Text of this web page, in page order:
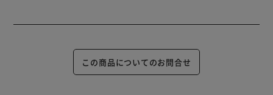
この商品についてのお問合せ